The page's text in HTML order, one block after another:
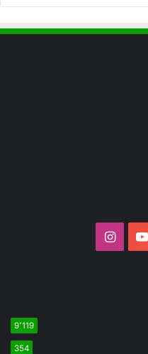
يوتيوب
9٬119
354